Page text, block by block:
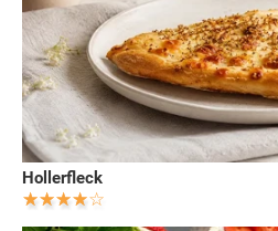
Hollerfleck